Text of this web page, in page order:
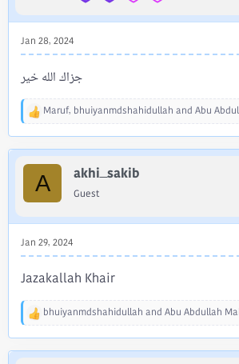
Read more about this resource...
Jan 28, 2024
جزاك الله خير
R
a
o
:
Maruf, bhuiyanmdshahidullah and Abu
A akhi_sakib
Guest
Jan 29, 2024
Jazakallah Khair
R
a
bhuiyanmdshahidullah and Abu Abdullah